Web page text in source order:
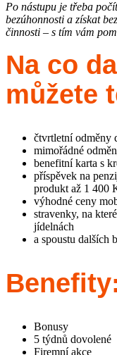
Po nástupu je třeba
bezúhonnosti a získat
činnosti – s tím vám
Na co
můžete
čtvrtletní odměny
mimořádné
benefitní karta s
příspěvek na
produkt až 1 400
výhodné ceny
stravenky, na
jídelnách
a spoustu dalších
Benefity:
Bonusy
5 týdnů dovolené
Firemní akce